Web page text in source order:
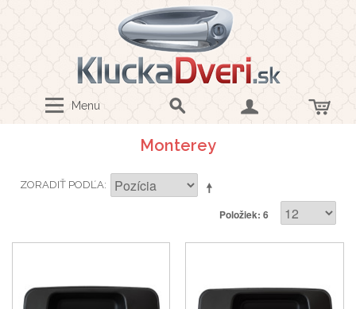
Menu
Monterey
ZORADIŤ PODĽA
Položiek: 6